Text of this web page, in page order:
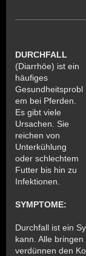
DURCHFALL
(Diarrhöe) ist ein
häufiges
Gesundheitsprobl
em bei Pferden.
Es gibt viele
Ursachen. Sie
reichen von
Unterkühlung
oder schlechtem
Futter bis hin zu
Infektionen.
SYMPTOME:
Durchfall ist ein
kann. Alle
verdünnen den